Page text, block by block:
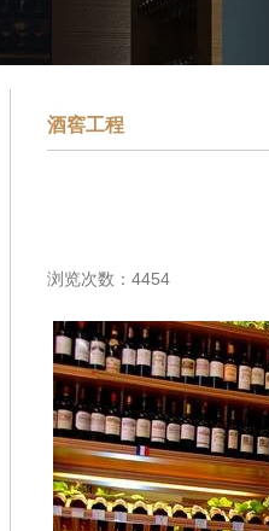
酒窖工程
浏览次数：4454